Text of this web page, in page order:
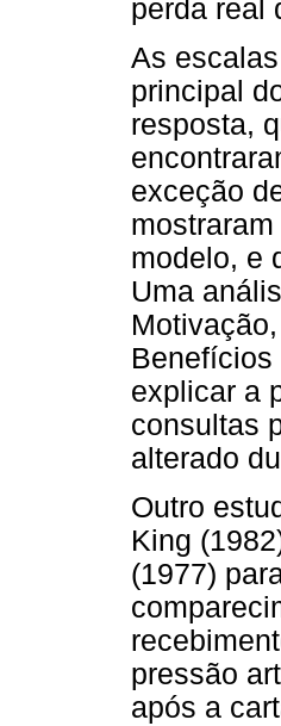
perda real
As
principal
resposta,
exceção
modelo, e
Uma
Benefícios
explicar a
consultas
alterado
Outro
King
(1977)
pressão
após a